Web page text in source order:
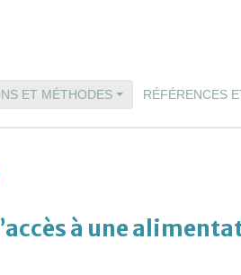
ET MÉTHODES RÉFÉRENCES
à une